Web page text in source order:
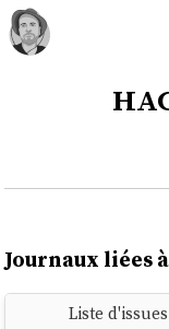
Journaux liées
Liste